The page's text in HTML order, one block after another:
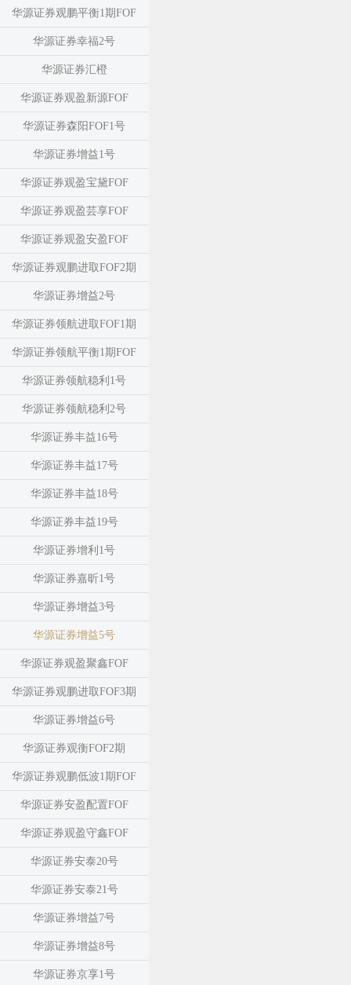
华源证券观鹏平衡1期FOF
华源证券幸福2号
华源证券汇橙
华源证券观盈新源FOF
华源证券森阳FOF1号
华源证券增益1号
华源证券观盈宝黛FOF
华源证券观盈芸享FOF
华源证券观盈安盈FOF
华源证券观鹏进取FOF2期
华源证券增益2号
华源证券领航进取FOF1期
华源证券领航平衡1期FOF
华源证券领航稳利1号
华源证券领航稳利2号
华源证券丰益16号
华源证券丰益17号
华源证券丰益18号
华源证券丰益19号
华源证券增利1号
华源证券嘉昕1号
华源证券增益3号
华源证券增益5号
华源证券观盈聚鑫FOF
华源证券观鹏进取FOF3期
华源证券增益6号
华源证券观衡FOF2期
华源证券观鹏低波1期FOF
华源证券安盈配置FOF
华源证券观盈守鑫FOF
华源证券安泰20号
华源证券安泰21号
华源证券增益7号
华源证券增益8号
华源证券京享1号